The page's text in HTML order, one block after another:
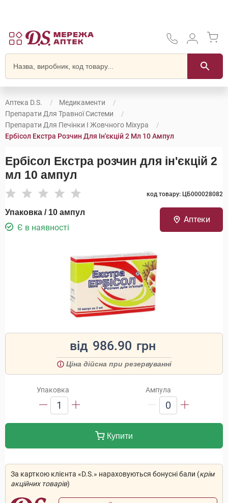
Аптека D.S.
Медикаменти
Препарати Для Травної Системи
Препарати Для Печінки І Жовчного Міхура
Ербісол Екстра Розчин Для Ін'єкцій 2 Мл 10 Ампул
Ербісол Екстра розчин для ін'єкцій 2
мл 10 ампул
код товару: ЦБ000028082
Упаковка / 10 ампул
Є в наявності
Аптеки
від 986.90 грн
Ціна дійсна при резервуванні
Упаковка
1
Ампула
0
Купити
За карткою клієнта «D.S.» нараховуються бонусні бали (крім
акційних товарів)